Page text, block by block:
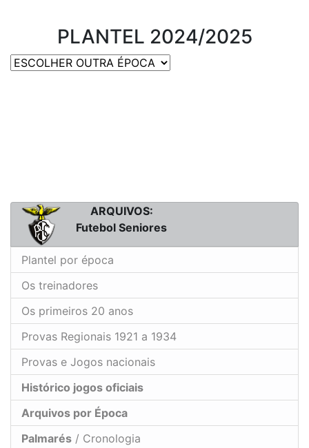
PLANTEL 2024/2025
ARQUIVOS:
Futebol Seniores
Plantel por época
Os treinadores
Os primeiros 20 anos
Provas Regionais 1921 a 1934
Provas e Jogos nacionais
Histórico jogos oficiais
Arquivos por Época
Palmarés / Cronologia